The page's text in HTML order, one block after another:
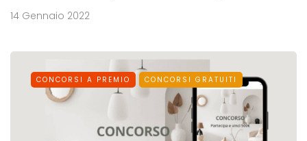
14 Gennaio 2022
CONCORSI A PREMIO CONCORSI GRATUITI